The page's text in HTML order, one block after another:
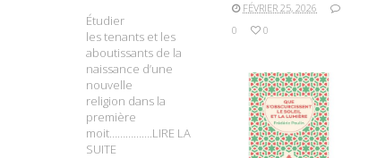
FÉVRIER 25, 2026
0
0
Étudier
les tenants et les
aboutissants de la
naissance d’une
nouvelle
religion dans la
première
moit…………….LIRE LA
SUITE
LIRE LA SUITE